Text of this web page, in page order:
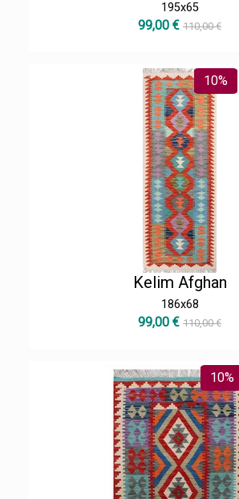
195x65
99,00 € 110,00 €
10%
Kelim Afghan
186x68
99,00 € 110,00 €
10%